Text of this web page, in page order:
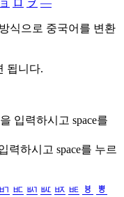
ョ ロ ヲ ―
식으로 중국어를 변환
됩니다.
을 입력하시고 space를
력하시고 space를 누르
ㅲ ㅳ ㅴ ㅵ ㅶ ㅷ ㅸ
ㅹ